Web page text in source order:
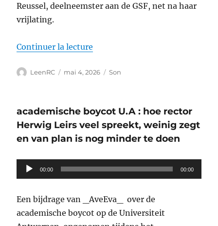
Reussel, deelneemster aan de GSF, net na haar
vrijlating.
Continuer la lecture
Auteur
LeenRC
Publié
mai 4, 2026 Format
Son
academische boycot U.A : hoe rector
Herwig Leirs veel spreekt, weinig zegt
en van plan is nog minder te doen
Lecteur
audio
00:00 00:00
Een bijdrage van _AveEva_ over de
academische boycot op de Universiteit